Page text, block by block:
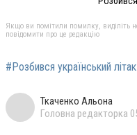
Якщо ви помітили помилку, виділіть
повідомити про це редакцію
#Розбився український літак
Ткаченко Альона
Головна редакторка